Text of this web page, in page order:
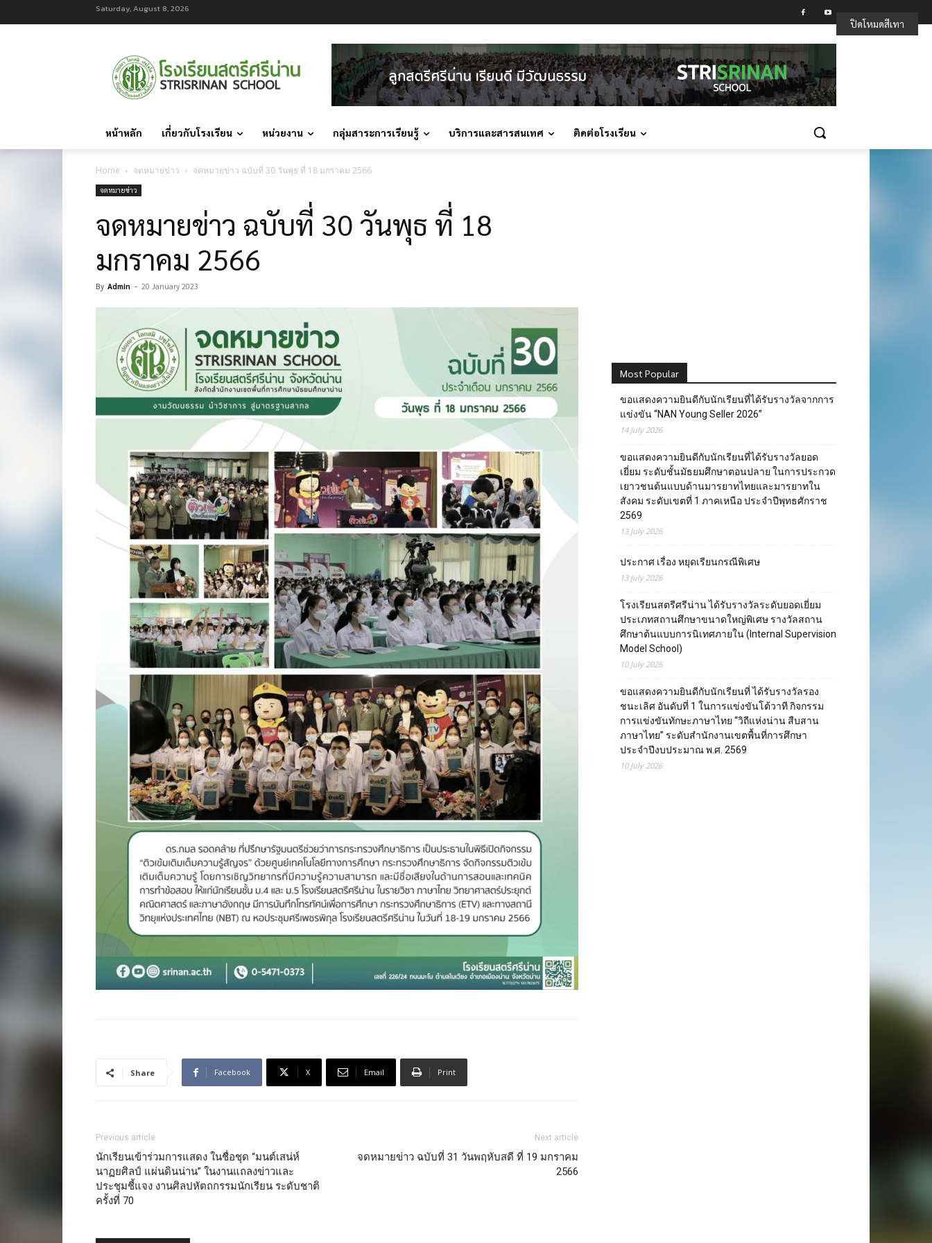
Saturday, August 8, 2026
หน้าหลัก เกี่ยวกับโรงเรียน หน่วยงาน กลุ่มสาระการเรียนรู้ บริการและสารสนเทศ ติดต่อโรงเรียน
Home จดหมายข่าว จดหมายข่าว ฉบับที่ 30 วันพุธ ที่ 18 มกราคม 2566
จดหมายข่าว
จดหมายข่าว ฉบับที่ 30 วันพุธ ที่ 18
มกราคม 2566
By Admin - 20 January 2023
Share Facebook X Email Print
Previous article
นักเรียนเข้าร่วมการแสดง ในชื่อชุด “มนต์เสน่ห์
นาฏยศิลป์ แผ่นดินน่าน” ในงานแถลงข่าวและ
ประชุมชี้แจง งานศิลปหัตถกรรมนักเรียน ระดับชาติ
ครั้งที่ 70
Next article
จดหมายข่าว ฉบับที่ 31 วันพฤหับสดี ที่ 19 มกราคม
2566
Most Popular
ขอแสดงความยินดีกับนักเรียนที่ได้รับรางวัลจากการ
แข่งขัน “NAN Young Seller 2026”
14 July 2026
ขอแสดงความยินดีกับนักเรียนที่ได้รับรางวัลยอด
เยี่ยม ระดับชั้นมัธยมศึกษาตอนปลาย ในการประกวด
เยาวชนต้นแบบด้านมารยาทไทยและมารยาทใน
สังคม ระดับเขตที่ 1 ภาคเหนือ ประจำปีพุทธศักราช
2569
13 July 2026
ประกาศ เรื่อง หยุดเรียนกรณีพิเศษ
13 July 2026
โรงเรียนสตรีศรีน่าน ได้รับรางวัลระดับยอดเยี่ยม
ประเภทสถานศึกษาขนาดใหญ่พิเศษ รางวัลสถาน
ศึกษาต้นแบบการนิเทศภายใน (Internal Supervision
Model School)
10 July 2026
ขอแสดงความยินดีกับนักเรียนที่ ได้รับรางวัลรอง
ชนะเลิศ อันดับที่ 1 ในการแข่งขันโต้วาที กิจกรรม
การแข่งขันทักษะภาษาไทย “วิถีแห่งน่าน สืบสาน
ภาษาไทย” ระดับสำนักงานเขตพื้นที่การศึกษา
ประจำปีงบประมาณ พ.ศ. 2569
10 July 2026
ปิดโหมดสีเทา